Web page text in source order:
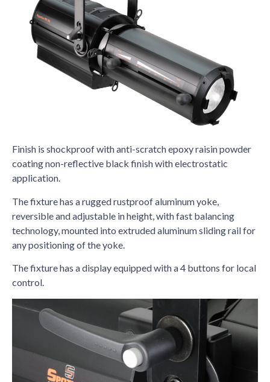
Finish is shockproof with anti-scratch epoxy raisin powder
coating non-reflective black finish with electrostatic
application.
The fixture has a rugged rustproof aluminum yoke,
reversible and adjustable in height, with fast balancing
technology, mounted into extruded aluminum sliding rail for
any positioning of the yoke.
The fixture has a display equipped with a 4 buttons for local
control.